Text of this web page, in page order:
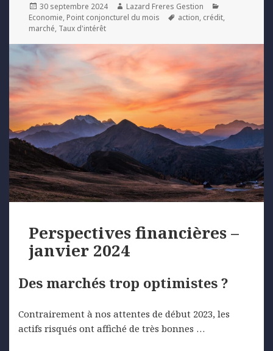
Posted
on
30 septembre 2024 Author
Lazard Freres Gestion
Economie, Point conjoncturel du mois Tags
action, crédit,
marché, Taux d'intérêt
Perspectives financières –
janvier 2024
Des marchés trop optimistes ?
Contrairement à nos attentes de début 2023, les
actifs risqués ont affiché de très bonnes …